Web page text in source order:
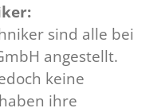
sind alle bei
angestellt.
keine
ihre